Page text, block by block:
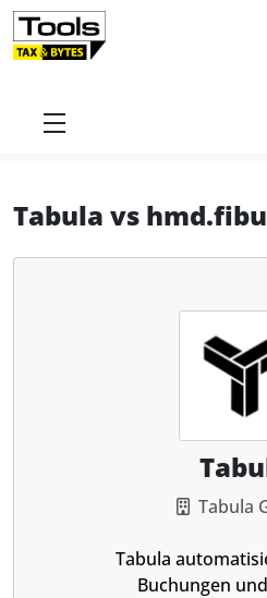
Startseite
Tabula vs hmd.fibu
Tabula
Tabula
Buchungen